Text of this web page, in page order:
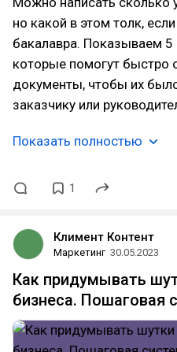
но какой в этом толк,
бакалавра. Показываем
которые помогут быстро
документы, чтобы их
заказчику или
Показать полностью
1
Климент Контент
Маркетинг 30.05.2023
Как придумывать
бизнеса. Пошаговая